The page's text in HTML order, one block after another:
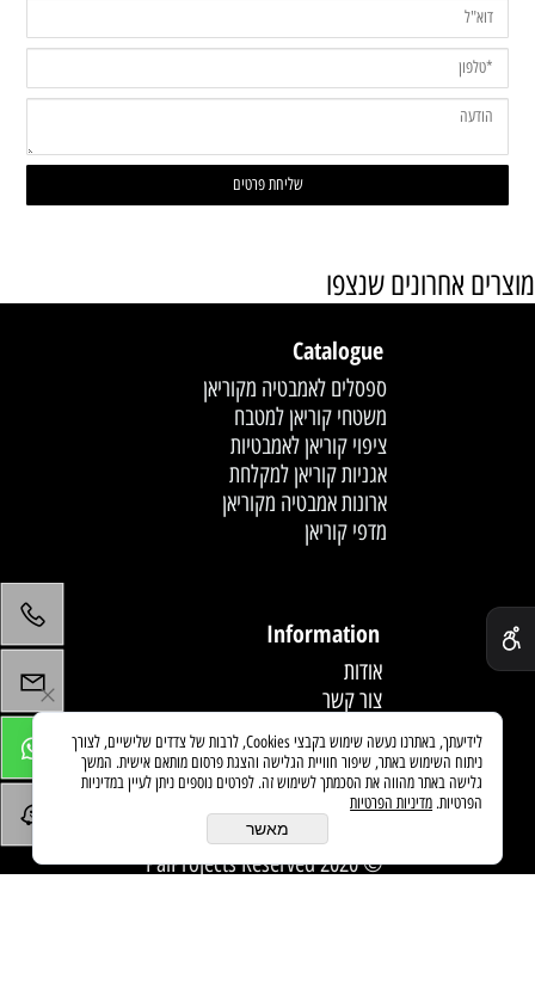
מוצרים אחרונים שנצפו
Catalogue
ספסלים לאמבטיה מקוריאן
משטחי קוריאן למטבח
ציפוי קוריאן לאמבטיות
אגניות קוריאן למקלחת
ארונות אמבטיה מקוריאן
מדפי קוריאן
Information
אודות
צור קשר
מדיניות משלוחים
מאמרים
© 2020 PaiProjects Reserved
לידיעתך, באתרנו נעשה שימוש בקבצי Cookies, לרבות של צדדים שלישיים, לצורך
ניתוח השימוש באתר, שיפור חוויית הגלישה והצגת פרסום מותאם אישית. המשך
גלישה באתר מהווה את הסכמתך לשימוש זה. לפרטים נוספים ניתן לעיין במדיניות
הפרטיות. מדיניות הפרטיות
מאשר